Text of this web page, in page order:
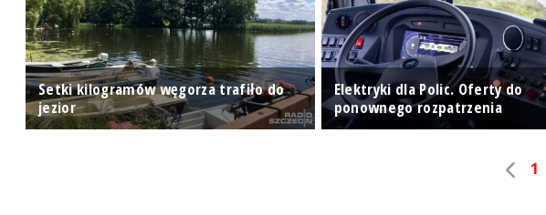
Setki kilogramów węgorza trafiło do
jezior
Elektryki dla Polic. Oferty do
ponownego rozpatrzenia
1